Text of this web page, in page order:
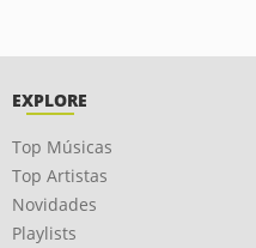
EXPLORE
Top Músicas
Top Artistas
Novidades
Playlists